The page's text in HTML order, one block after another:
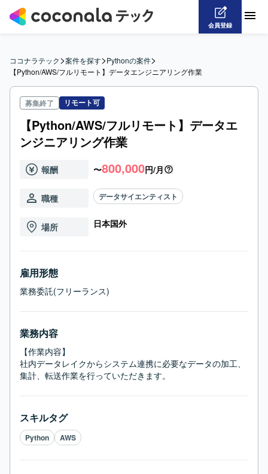
会員登録
ココナラテック>案件を探す>Pythonの案件>
【Python/AWS/フルリモート】データエンジニアリング作業
募集終了 リモート可
【Python/AWS/フルリモート】データエ
ンジニアリング作業
報酬 〜800,000円/月
職種 データサイエンティスト
場所 日本国外
雇用形態
業務委託(フリーランス)
業務内容
【作業内容】
社内データレイクからシステム連携に必要なデータの加工、
集計、転送作業を行っていただきます。
スキルタグ
Python AWS